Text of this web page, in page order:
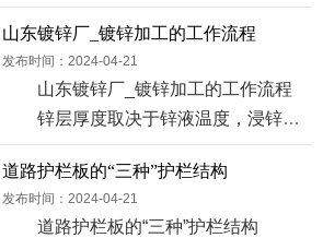
波形梁护栏...
山东镀锌厂_镀锌加工的工作流程
发布时间：2024-04-21
山东镀锌厂_镀锌加工的工作流程
锌层厚度取决于锌液温度，浸锌时
间，钢材材...
道路护栏板的“三种”护栏结构
发布时间：2024-04-21
道路护栏板的“三种”护栏结构